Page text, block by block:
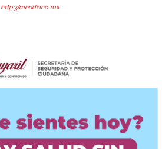
http://meridiano.mx